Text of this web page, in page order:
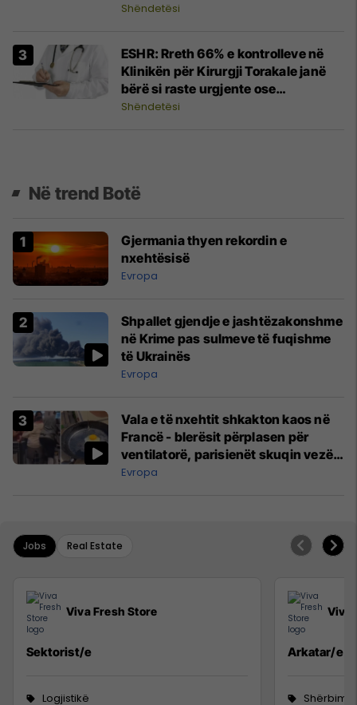
Shëndetësi
ESHR: Rreth 66% e kontrolleve në
Klinikën për Kirurgji Torakale janë
bërë si raste urgjente ose
udhëzimeve pa termin
Shëndetësi
Në trend Botë
Gjermania thyen rekordin e
nxehtësisë
Evropa
Shpallet gjendje e jashtëzakonshme
në Krime pas sulmeve të fuqishme
të Ukrainës
Evropa
Vala e të nxehtit shkakton kaos në
Francë - blerësit përplasen për
ventilatorë, parisienët skuqin vezë
në dritare
Evropa
Jobs Real Estate
Viva Fresh Store
Sektorist/e
Logjistikë
Viva
Arkatar/e